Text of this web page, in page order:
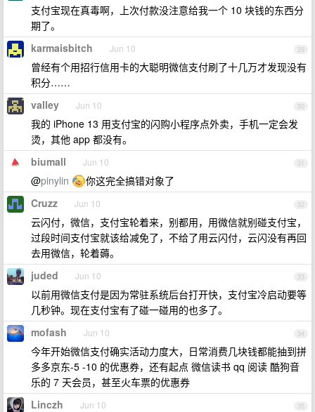
支付宝现在真毒啊，上次付款没注意给我一个 10 块钱的东西分
期了。
29
karmaisbitch Jun 10
曾经有个用招行信用卡的大聪明微信支付刷了十几万才发现没有
积分……
30
valley Jun 10
我的 iPhone 13 用支付宝的闪购小程序点外卖，手机一定会发
烫，其他 app 都没有。
31
biumall Jun 10
@pinylin 你这完全搞错对象了
32
Cruzz Jun 10
云闪付，微信，支付宝轮着来，别都用，用微信就别碰支付宝，
过段时间支付宝就该给减免了，不给了用云闪付，云闪没有再回
去用微信，轮着薅。
33
juded Jun 10
以前用微信支付是因为常驻系统后台打开快，支付宝冷启动要等
几秒钟。现在支付宝有了碰一碰用的也多了。
34
mofash Jun 10
今年开始微信支付确实活动力度大，日常消费几块钱都能抽到拼
多多京东-5 -10 的优惠券，还有起点 微信读书 qq 阅读 酷狗音
乐的 7 天会员，甚至火车票的优惠券
35
Linczh Jun 10